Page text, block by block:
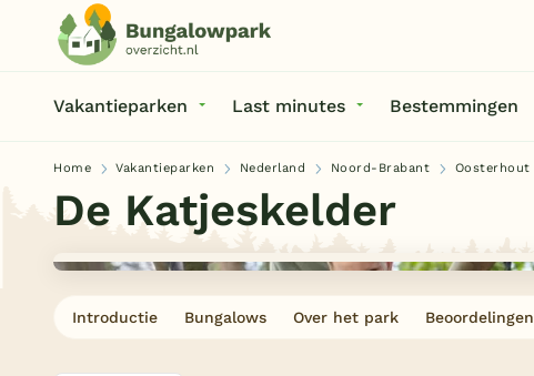
Vakantieparken Last minutes Bestemmingen
Home Vakantieparken Nederland Noord-Brabant Oosterhout
De Katjeskelder
Introductie Bungalows Over het park Beoordelingen